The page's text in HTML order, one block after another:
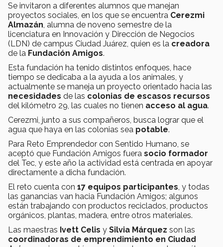
Se invitaron a diferentes alumnos que manejan
proyectos sociales, en los que se encuentra Cerezmi
Almazán , alumna de noveno semestre de la
licenciatura en Innovación y Dirección de Negocios
(LDN) de campus Ciudad Juárez, quien es la creadora
de la Fundación Amigos.
Esta fundación ha tenido distintos enfoques, hace
tiempo se dedicaba a la ayuda a los animales, y
actualmente se maneja un proyecto orientado hacia las
necesidades de las colonias de escasos recursos
del kilómetro 29, las cuales no tienen acceso al agua.
Cerezmi, junto a sus compañeros, busca lograr que el
agua que haya en las colonias sea potable.
Para Reto Emprendedor con Sentido Humano, se
aceptó que Fundación Amigos fuera socio formador
del Tec, y este año la actividad está centrada en apoyar
directamente a dicha fundación.
El reto cuenta con 17 equipos participantes , y todas
las ganancias van hacia Fundación Amigos; algunos
están trabajando con productos reciclados, productos
orgánicos, plantas, madera, entre otros materiales.
Las maestras Ivett Celis y Silvia Márquez son las
coordinadoras de emprendimiento en Ciudad